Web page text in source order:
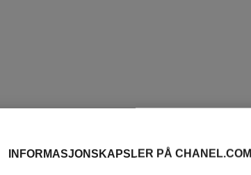
INFORMASJONSKAPSLER PÅ CHANEL.COM